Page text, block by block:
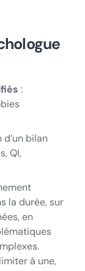
:
d’un bilan
QI,
la durée, sur
en
à une,